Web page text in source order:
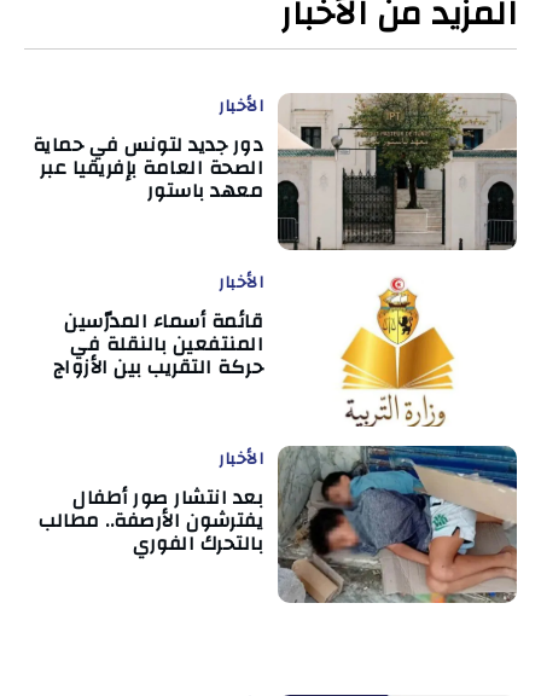
المزيد من الأخبار
الأخبار
دور جديد لتونس في حماية
الصحة العامة بإفريقيا عبر
معهد باستور
الأخبار
قائمة أسماء المدرّسين
المنتفعين بالنقلة في
حركة التقريب بين الأزواج
الأخبار
بعد انتشار صور أطفال
يفترشون الأرصفة.. مطالب
بالتحرك الفوري